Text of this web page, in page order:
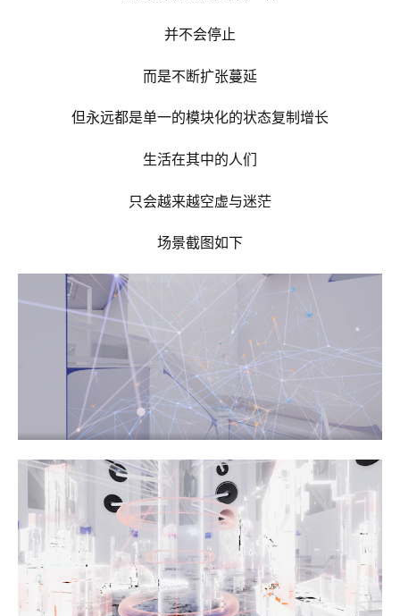
并不会停止
而是不断扩张蔓延
但永远都是单一的模块化的状态复制增长
生活在其中的人们
只会越来越空虚与迷茫
场景截图如下